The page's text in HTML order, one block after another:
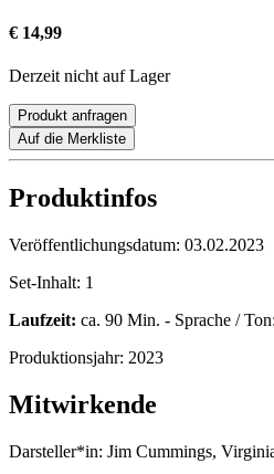
€ 14,99
Derzeit nicht auf Lager
Produkt anfragen
Auf die Merkliste
Produktinfos
Veröffentlichungsdatum: 03.02.2023
Set-Inhalt: 1
Laufzeit: ca. 90 Min. - Sprache /
Produktionsjahr: 2023
Mitwirkende
Darsteller*in: Jim Cummings,